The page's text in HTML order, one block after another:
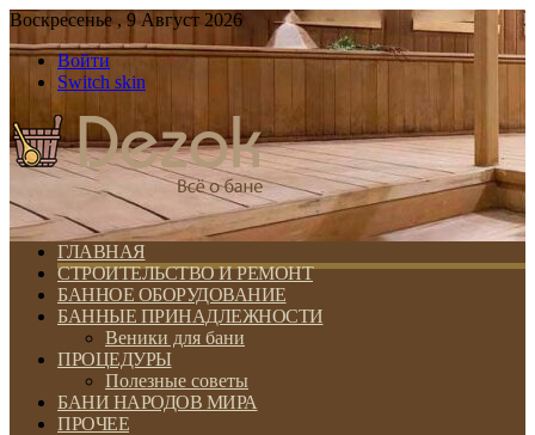
Воскресенье , 9 Август 2026
Войти
Switch skin
ГЛАВНАЯ
СТРОИТЕЛЬСТВО И РЕМОНТ
БАННОЕ ОБОРУДОВАНИЕ
БАННЫЕ ПРИНАДЛЕЖНОСТИ
Веники для бани
ПРОЦЕДУРЫ
Полезные советы
БАНИ НАРОДОВ МИРА
ПРОЧЕЕ